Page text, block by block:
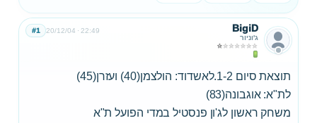
BigiD
ג'וניור
20/12/04 22:49
#1
תוצאת סיום 1-2.לאשדוד: הולצמן(40) ועזרן(45)
לת"א: אוגבונה(83)
משחק ראשון לג'ון פנסטיל במדי הפועל ת"א